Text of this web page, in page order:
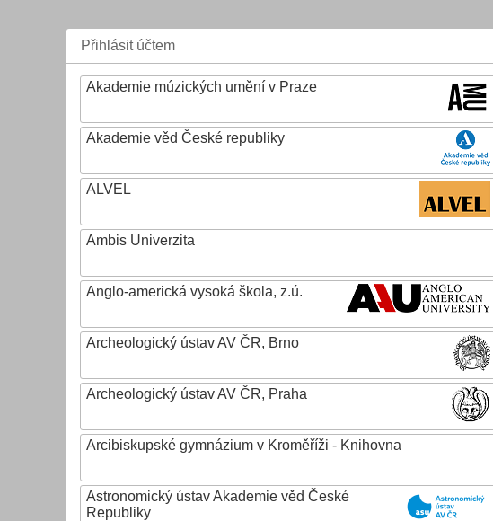
Přihlásit účtem
Akademie múzických umění v Praze
Akademie věd České republiky
ALVEL
Ambis Univerzita
Anglo-americká vysoká škola, z.ú.
Archeologický ústav AV ČR, Brno
Archeologický ústav AV ČR, Praha
Arcibiskupské gymnázium v Kroměříži - Knihovna
Astronomický ústav Akademie věd České
Republiky